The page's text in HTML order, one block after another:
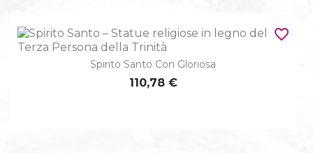
Spirito Santo Con Gloriosa
110,78 €
favorite_border